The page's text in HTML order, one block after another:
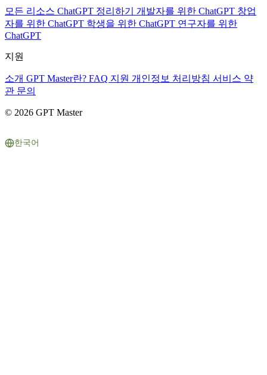
모든 리소스 ChatGPT 정리하기 개발자를 위한 ChatGPT 창업
자를 위한 ChatGPT 학생을 위한 ChatGPT 연구자를 위한
ChatGPT
지원
소개 GPT Master란? FAQ 지원 개인정보 처리방침 서비스 약
관 문의
© 2026 GPT Master
한국어